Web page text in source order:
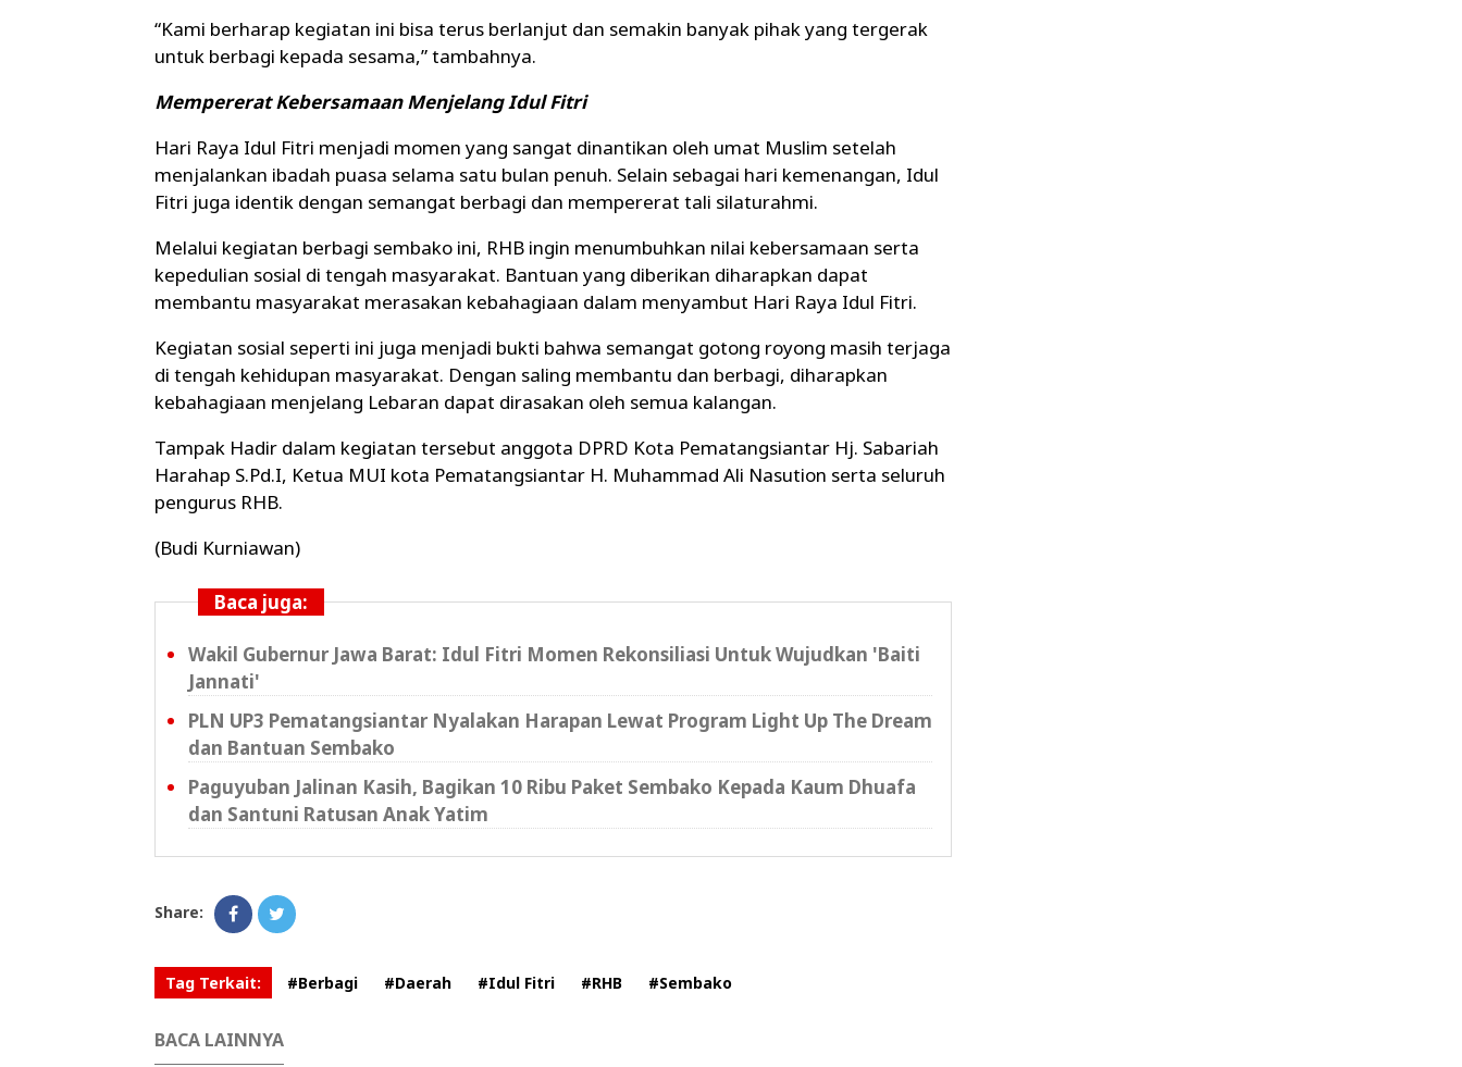
“Kami berharap kegiatan ini bisa terus berlanjut dan semakin banyak pihak yang tergerak
untuk berbagi kepada sesama,” tambahnya.
Mempererat Kebersamaan Menjelang Idul Fitri
Hari Raya Idul Fitri menjadi momen yang sangat dinantikan oleh umat Muslim setelah
menjalankan ibadah puasa selama satu bulan penuh. Selain sebagai hari kemenangan, Idul
Fitri juga identik dengan semangat berbagi dan mempererat tali silaturahmi.
Melalui kegiatan berbagi sembako ini, RHB ingin menumbuhkan nilai kebersamaan serta
kepedulian sosial di tengah masyarakat. Bantuan yang diberikan diharapkan dapat
membantu masyarakat merasakan kebahagiaan dalam menyambut Hari Raya Idul Fitri.
Kegiatan sosial seperti ini juga menjadi bukti bahwa semangat gotong royong masih terjaga
di tengah kehidupan masyarakat. Dengan saling membantu dan berbagi, diharapkan
kebahagiaan menjelang Lebaran dapat dirasakan oleh semua kalangan.
Tampak Hadir dalam kegiatan tersebut anggota DPRD Kota Pematangsiantar Hj. Sabariah
Harahap S.Pd.I, Ketua MUI kota Pematangsiantar H. Muhammad Ali Nasution serta seluruh
pengurus RHB.
(Budi Kurniawan)
Baca juga:
Wakil Gubernur Jawa Barat: Idul Fitri Momen Rekonsiliasi Untuk Wujudkan 'Baiti
Jannati'
PLN UP3 Pematangsiantar Nyalakan Harapan Lewat Program Light Up The Dream
dan Bantuan Sembako
Paguyuban Jalinan Kasih, Bagikan 10 Ribu Paket Sembako Kepada Kaum Dhuafa
dan Santuni Ratusan Anak Yatim
Share:
Tag Terkait: #Berbagi #Daerah #Idul Fitri #RHB #Sembako
BACA LAINNYA